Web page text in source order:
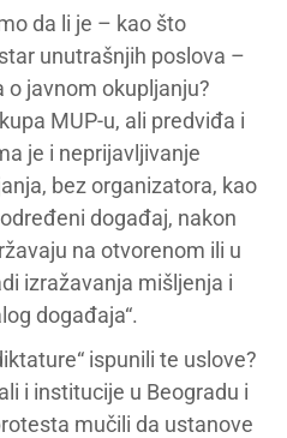
da li je – kao što
unutrašnjih poslova –
o javnom okupljanju?
MUP-u, ali predviđa i
je i neprijavljivanje
bez organizatora, kao
događaj, nakon
na otvorenom ili u
izražavanja mišljenja i
događaja“.
ispunili te uslove?
i institucije u Beogradu i
mučili da ustanove